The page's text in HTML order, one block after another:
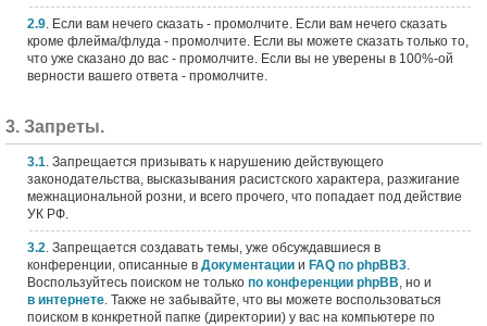
2.9. Если вам нечего сказать - промолчите. Если вам нечего сказать
кроме флейма/флуда - промолчите. Если вы можете сказать только то,
что уже сказано до вас - промолчите. Если вы не уверены в 100%-ой
верности вашего ответа - промолчите.
3. Запреты.
3.1 . Запрещается призывать к нарушению действующего
законодательства, высказывания расистского характера, разжигание
межнациональной розни, и всего прочего, что попадает под действие
УК РФ.
3.2. Запрещается создавать темы, уже обсуждавшиеся в
конференции, описанные в Документации и FAQ по phpBB3.
Воспользуйтесь поиском не только по конференции phpBB, но и
в интернете. Также не забывайте, что вы можете воспользоваться
поиском в конкретной папке (директории) у вас на компьютере по